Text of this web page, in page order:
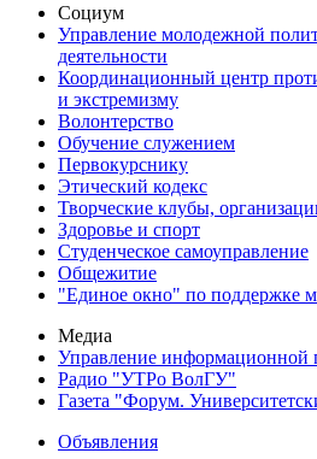
Социум
Управление молодежной
деятельности
Координационный центр
и экстремизму
Волонтерство
Обучение служением
Первокурснику
Этический кодекс
Творческие клубы,
Здоровье и спорт
Студенческое самоуправление
Общежитие
"Единое окно" по поддержке
Медиа
Управление информационной
Радио "УТРо ВолГУ"
Газета "Форум.
Объявления